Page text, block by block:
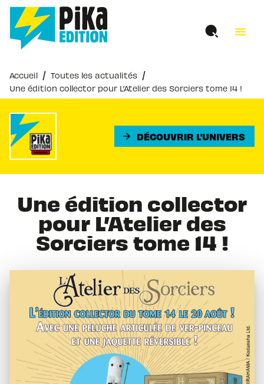
MENU RECHERCHE
PIED DE PAGE
menu
Accueil / Toutes les actualités /
Une édition collector pour L’Atelier des Sorciers tome 14 !
arrow_forward DÉCOUVRIR L'UNIVERS
Une édition collector
pour L’Atelier des
Sorciers tome 14 !